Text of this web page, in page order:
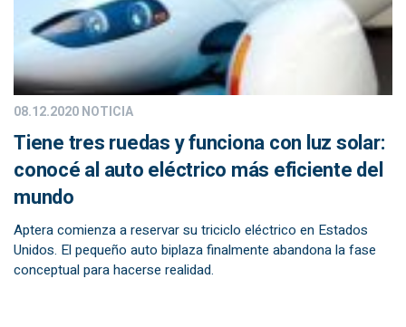
08.12.2020NOTICIA
Tiene tres ruedas y funciona con luz solar:
conocé al auto eléctrico más eficiente del
mundo
Aptera comienza a reservar su triciclo eléctrico en Estados
Unidos. El pequeño auto biplaza finalmente abandona la fase
conceptual para hacerse realidad.